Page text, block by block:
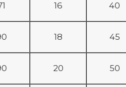
16 40
18 45
20 50